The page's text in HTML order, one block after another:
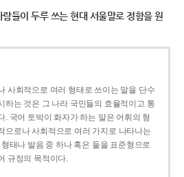
들이 두루 쓰는 현대 서울말로 정함을 원
사회적으로 여러 형태로 쓰이는 말을 단수
하는 것은 그 나라 국민들의 효율적이고 통
. 국어 토박이 화자가 하는 말은 어휘의 형
으로나 사회적으로 여러 가지로 나타나는
태나 발음 중 하나 혹은 둘을 표준형으로
규정의 목적이다.